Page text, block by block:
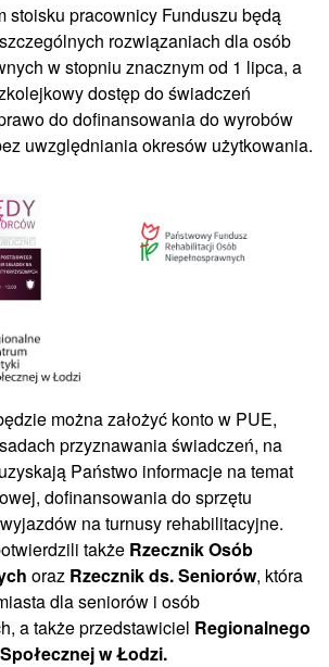
stoisku pracownicy Funduszu będą
rozwiązaniach dla osób
w stopniu znacznym od 1 lipca, a
dostęp do świadczeń
do dofinansowania do wyrobów
uwzględniania okresów użytkowania.
można założyć konto w PUE,
przyznawania świadczeń, na
Państwo informacje na temat
dofinansowania do sprzętu
na turnusy rehabilitacyjne.
także Rzecznik Osób
oraz Rzecznik ds. Seniorów, która
dla seniorów i osób
a także przedstawiciel Regionalnego
w Łodzi.